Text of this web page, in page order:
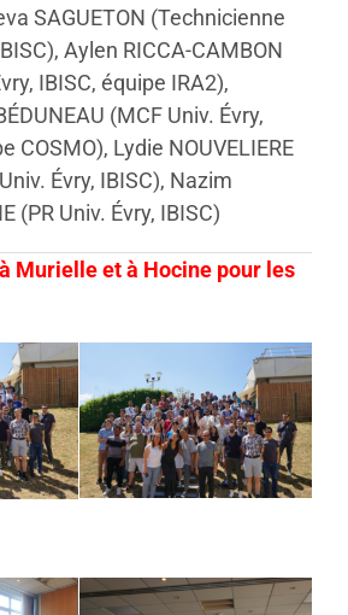
SAGUETON (Technicienne
Aylen RICCA-CAMBON
IBISC, équipe IRA2),
(MCF Univ. Évry,
COSMO), Lydie NOUVELIERE
Évry, IBISC), Nazim
(PR Univ. Évry, IBISC)
Murielle et à Hocine pour les